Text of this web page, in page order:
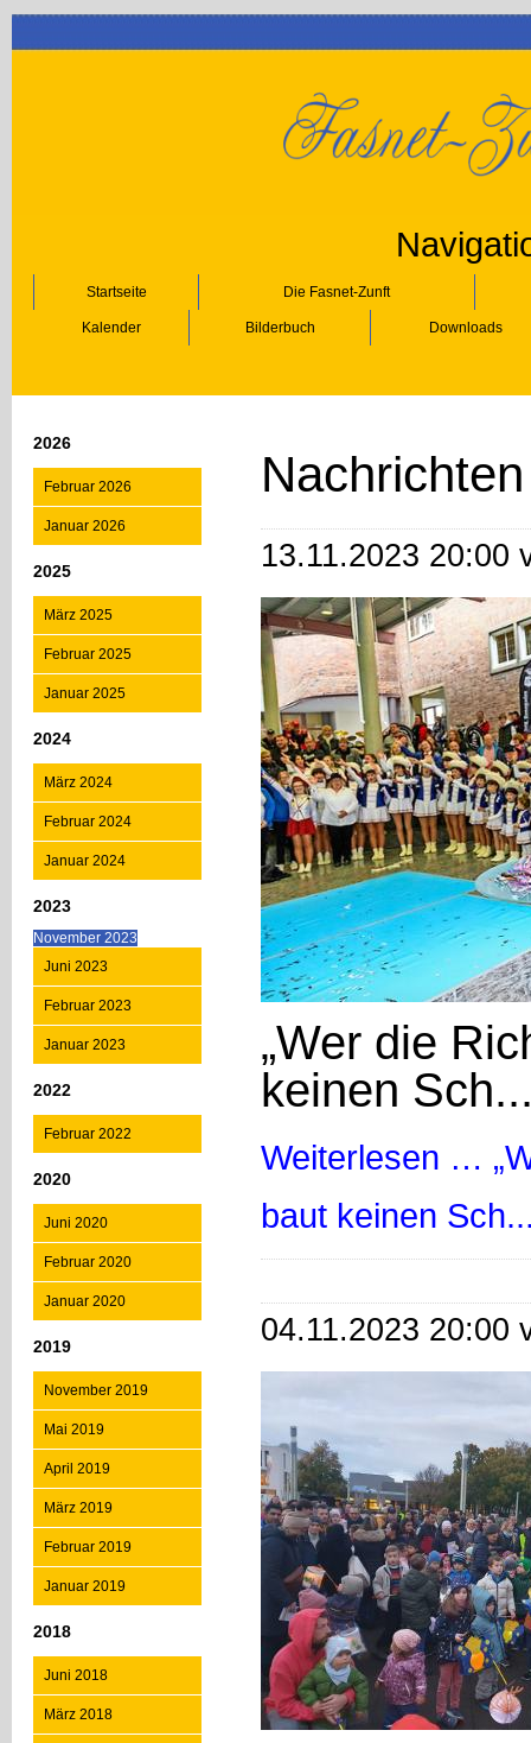
Startseite Die Fasnet-Zunft
Kalender Bilderbuch Downloads
2026
Februar 2026
Januar 2026
2025
März 2025
Februar 2025
Januar 2025
2024
März 2024
Februar 2024
Januar 2024
2023
November 2023
Juni 2023
Februar 2023
Januar 2023
2022
Februar 2022
2020
Juni 2020
Februar 2020
Januar 2020
2019
November 2019
Mai 2019
April 2019
März 2019
Februar 2019
Januar 2019
2018
Juni 2018
März 2018
13.11.2023 20:00
„Wer die
keinen
Weiterlesen …
baut keinen
04.11.2023 20:00